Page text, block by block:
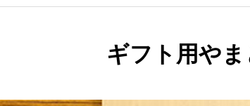
ギフト用や